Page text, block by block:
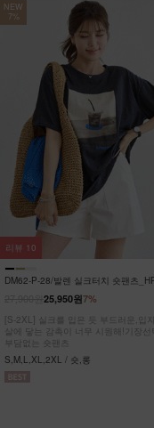
NEW
7%
DM62-P-28/발렌 실크터치 숏팬츠
7%
25,950원
[S-2XL] 실크를 입은 듯 부드러운,입자
살에 닿는 감촉이 너무 시원해!기장선
부담없는 숏팬츠
S,M,L,XL,2XL / 숏,롱
리뷰 10